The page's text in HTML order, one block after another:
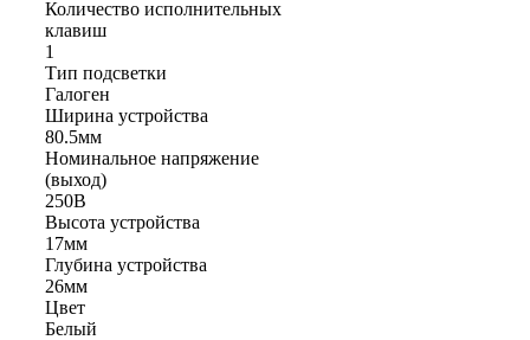
Количество исполнительных
клавиш
1
Тип подсветки
Галоген
Ширина устройства
80.5мм
Номинальное напряжение
(выход)
250В
Высота устройства
17мм
Глубина устройства
26мм
Цвет
Белый